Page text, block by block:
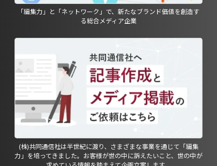
「編集力」と「ネットワーク」で、新たなブランド価値を創造す
る総合メディア企業
(株)共同通信社は半世紀に渡り、さまざまな事業を通じて「編集
力」を培ってきました。お客様が世の中に訴えたいこと、世の中が